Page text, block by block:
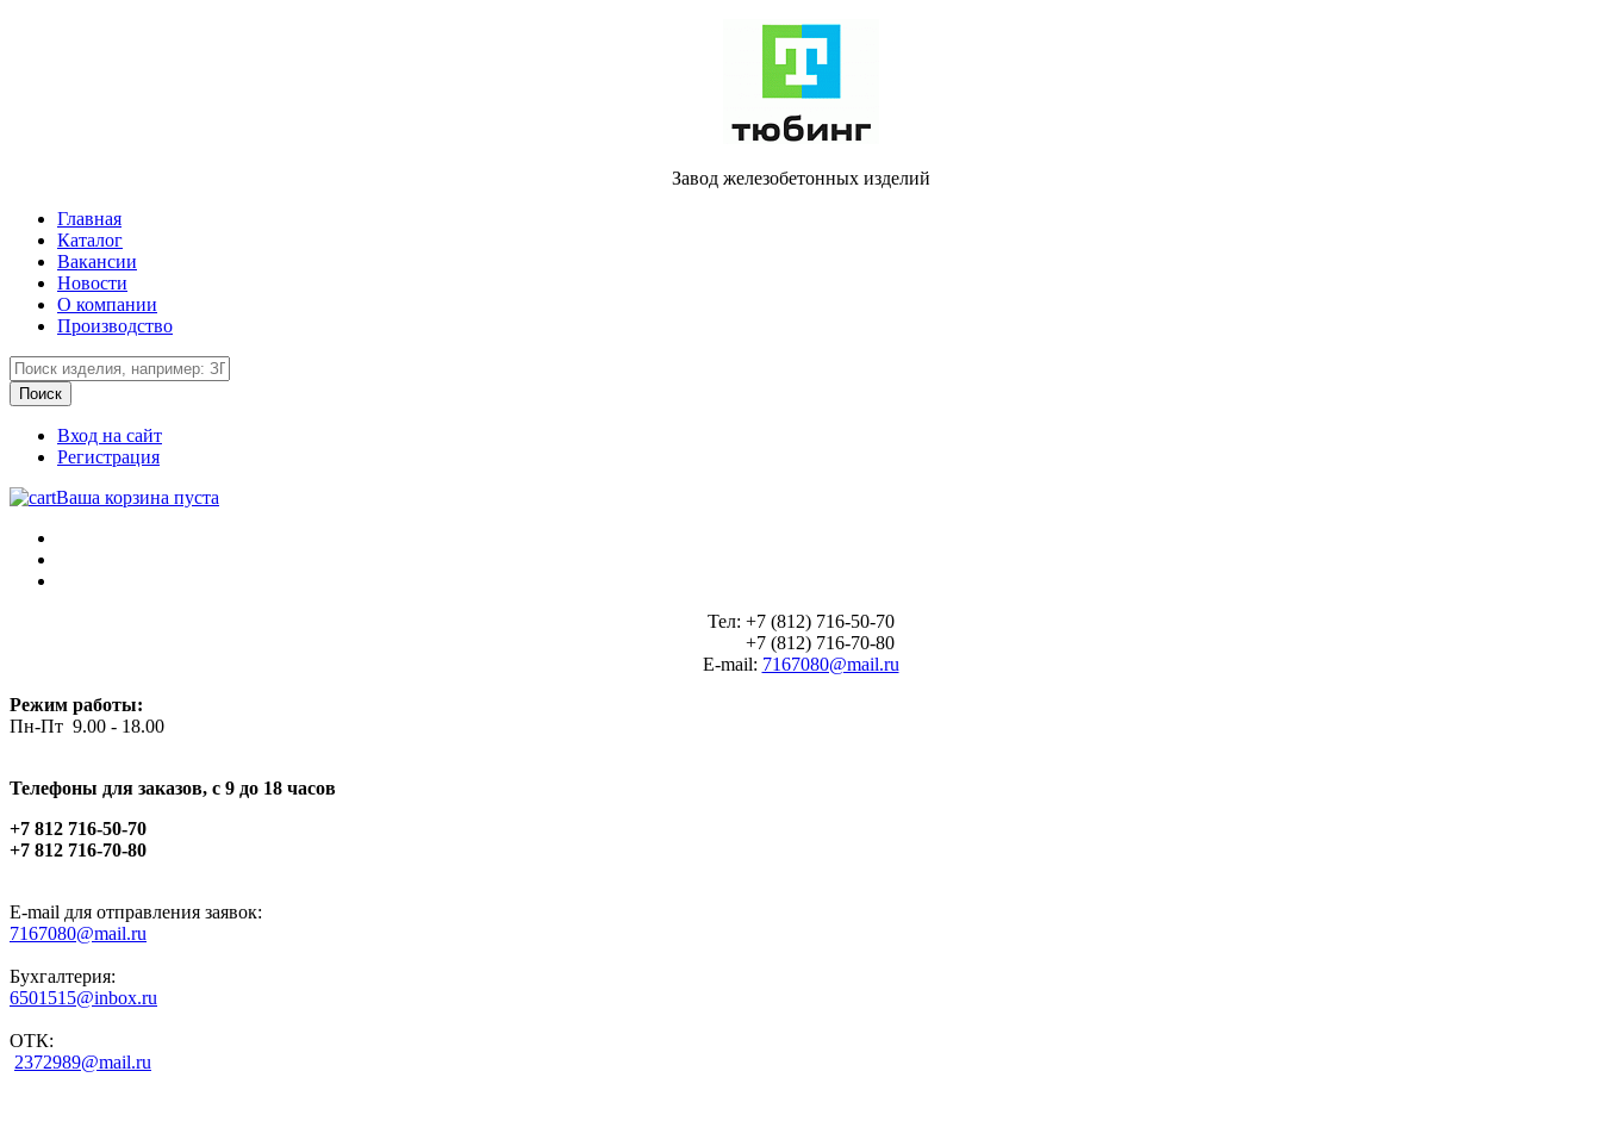
Завод железобетонных изделий
Главная
Каталог
Вакансии
Новости
О компании
Производство
Вход на сайт
Регистрация
Ваша корзина пуста
Тел: +7 (812) 716-50-70
+7 (812) 716-70-80
E-mail: 7167080@mail.ru
Режим работы:
Пн-Пт 9.00 - 18.00
Телефоны для заказов, c 9 до 18 часов
+7 812 716-50-70
+7 812 716-70-80
E-mail для отправления заявок:
7167080@mail.ru
Бухгалтерия:
6501515@inbox.ru
ОТК:
2372989@mail.ru